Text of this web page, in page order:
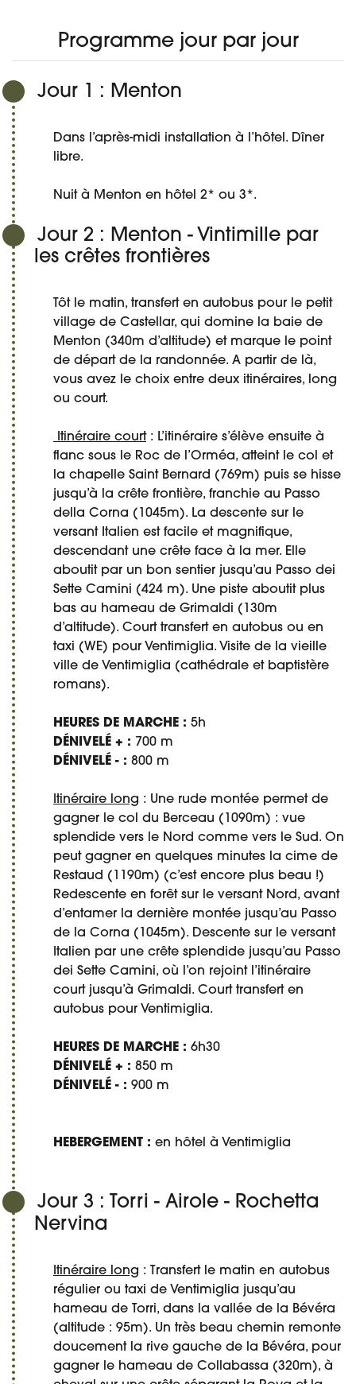
Programme jour par jour
Jour 1 : Menton
Dans l’après-midi installation à l’hôtel. Dîner
libre.
Nuit à Menton en hôtel 2* ou 3*.
Jour 2 : Menton - Vintimille par
les crêtes frontières
Tôt le matin, transfert en autobus pour le petit
village de Castellar, qui domine la baie de
Menton (340m d’altitude) et marque le point
de départ de la randonnée. A partir de là,
vous avez le choix entre deux itinéraires, long
ou court.
Itinéraire court: L’itinéraire s’élève ensuite à
flanc sous le Roc de l’Orméa, atteint le col et
la chapelle Saint Bernard (769m) puis se hisse
jusqu’à la crête frontière, franchie au Passo
della Corna (1045m). La descente sur le
versant Italien est facile et magnifique,
descendant une crête face à la mer. Elle
aboutit par un bon sentier jusqu’au Passo dei
Sette Camini (424 m). Une piste aboutit plus
bas au hameau de Grimaldi (130m
d’altitude). Court transfert en autobus ou en
taxi (WE) pour Ventimiglia. Visite de la vieille
ville de Ventimiglia (cathédrale et baptistère
romans).
HEURES DE MARCHE : 5h
DÉNIVELÉ + : 700 m
DÉNIVELÉ - : 800 m
Itinéraire long : Une rude montée permet de
gagner le col du Berceau (1090m) : vue
splendide vers le Nord comme vers le Sud. On
peut gagner en quelques minutes la cime de
Restaud (1190m) (c’est encore plus beau !)
Redescente en forêt sur le versant Nord, avant
d’entamer la dernière montée jusqu’au Passo
de la Corna (1045m). Descente sur le versant
Italien par une crête splendide jusqu’au Passo
dei Sette Camini, où l’on rejoint l’itinéraire
court jusqu’à Grimaldi. Court transfert en
autobus pour Ventimiglia.
HEURES DE MARCHE : 6h30
DÉNIVELÉ + : 850 m
DÉNIVELÉ - : 900 m
HEBERGEMENT : en hôtel à Ventimiglia
Jour 3 : Torri - Airole - Rochetta
Nervina
Itinéraire long : Transfert le matin en autobus
régulier ou taxi de Ventimiglia jusqu’au
hameau de Torri, dans la vallée de la Bévéra
(altitude : 95m). Un très beau chemin remonte
doucement la rive gauche de la Bévéra, pour
gagner le hameau de Collabassa (320m), à